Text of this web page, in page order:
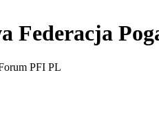
Federacja
PFI PL